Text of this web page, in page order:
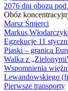
2076 dni obozu
Obóz
Marsz Śmierci
Markus
Egzekucje 11
Piaski – granica
Walka z
Wspomnienia
Lewandowskiego
Pierwsze transporty